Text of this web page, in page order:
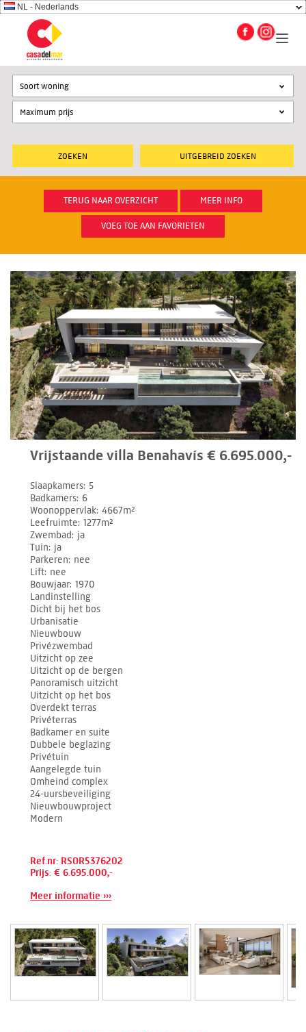
NL - Nederlands
UITGEBREID ZOEKEN
Soort woning
TERUG NAAR OVERZICHT MEER INFO
VOEG TOE AAN FAVORIETEN
Vrijstaande villa Benahavís € 6.695.000,-
Slaapkamers 5
Badkamers 6
Woonoppervlak 4667m²
Leefruimte 1277m²
Zwembad ja
Tuin ja
Parkeren nee
Lift nee
Bouwjaar 1970
Landinstelling
Dicht bij het bos
Urbanisatie
Nieuwbouw
Privézwembad
Uitzicht op zee
Uitzicht op de bergen
Panoramisch uitzicht
Uitzicht op het bos
Overdekt terras
Privéterras
Badkamer en suite
Dubbele beglazing
Privétuin
Aangelegde tuin
Omheind complex
24-uursbeveiliging
Nieuwbouwproject
Modern
Ref.nr: RSOR5376202
Prijs: € 6.695.000,-
Meer informatie ›››